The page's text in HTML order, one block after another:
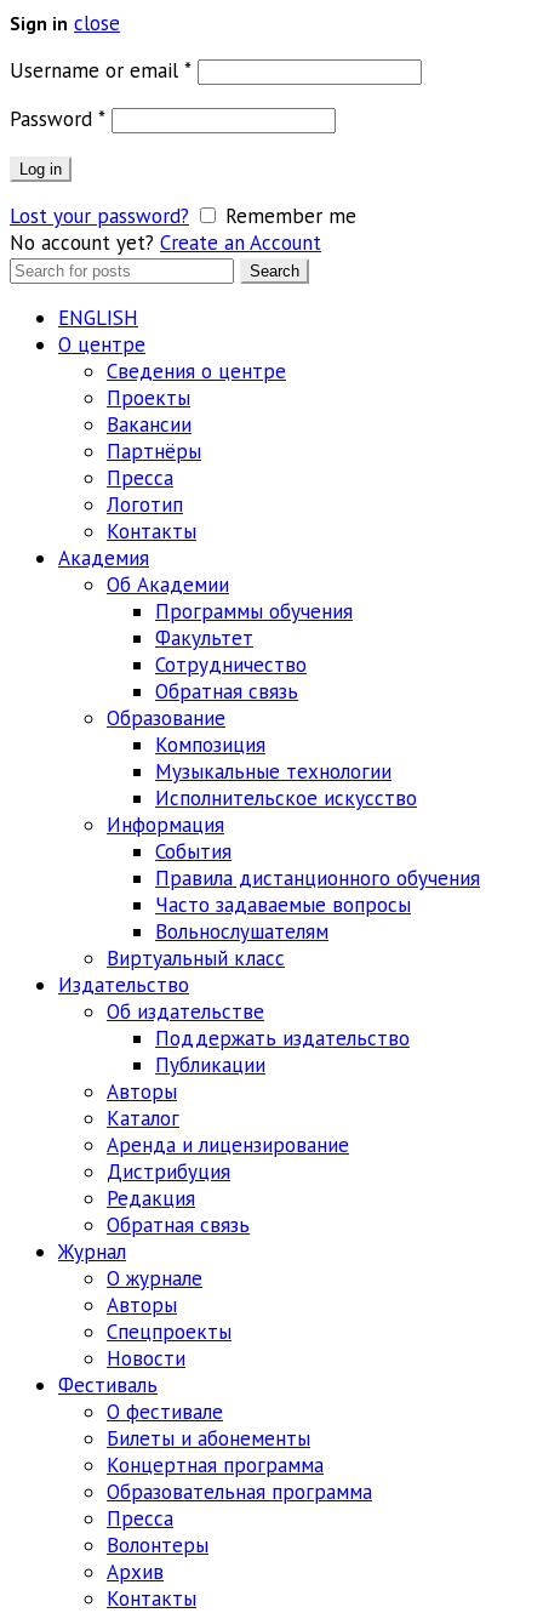
Sign in close
Username or email *Обязательно
Password *Обязательно
Log in
Lost your password?
Remember me
No account yet? Create an Account
Search
Search
ENGLISH
О центре
Сведения о центре
Проекты
Вакансии
Партнёры
Пресса
Логотип
Контакты
Академия
Об Академии
Программы обучения
Факультет
Сотрудничество
Обратная связь
Образование
Композиция
Музыкальные технологии
Исполнительское искусство
Информация
События
Правила дистанционного обучения
Часто задаваемые вопросы
Вольнослушателям
Виртуальный класс
Издательство
Об издательстве
Поддержать издательство
Публикации
Авторы
Каталог
Аренда и лицензирование
Дистрибуция
Редакция
Обратная связь
Журнал
О журнале
Авторы
Спецпроекты
Новости
Фестиваль
О фестивале
Билеты и абонементы
Концертная программа
Образовательная программа
Пресса
Волонтеры
Архив
Контакты